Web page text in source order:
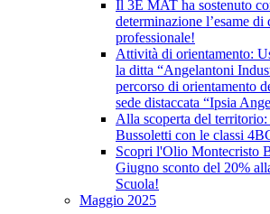
Il 3E MAT ha sostenuto
determinazione l’esame di
professionale!
Attività di orientamento:
la ditta “Angelantoni
percorso di orientamento
sede distaccata “Ipsia
Alla scoperta del
Bussoletti con le classi
Scopri l'Olio Montecristo
Giugno sconto del 20%
Scuola!
Maggio 2025